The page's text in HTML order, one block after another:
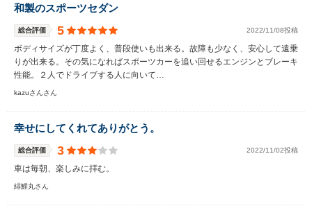
和製のスポーツセダン
総合評価 5 2022/11/08投稿
ボディサイズが丁度よく、普段使いも出来る。故障も少なく、安心して遠乗
りが出来る。その気になればスポーツカーを追い回せるエンジンとブレーキ
性能。２人でドライブする人に向いて…
kazuさんさん
幸せにしてくれてありがとう。
総合評価 3 2022/11/02投稿
車は毎朝、楽しみに拝む。
緋鯉丸さん